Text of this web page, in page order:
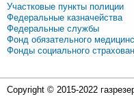
Участковые пункты полиции
Федеральные казначейства
Федеральные службы
Фонд обязательного
Фонды социального
Copyright © 2015-2022